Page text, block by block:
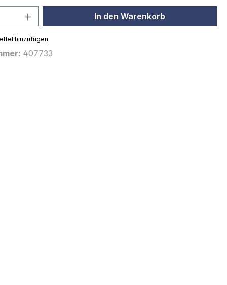
Anzahl: Gib den gewünschten Wert
In den Warenkorb
hinzufügen
407733